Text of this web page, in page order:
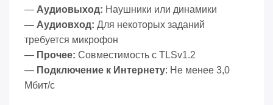
— Аудиовыход: Наушники или динамики
— Аудиовход: Для некоторых заданий
требуется микрофон
— Прочее: Совместимость с TLSv1.2
— Подключение к Интернету: Не менее 3,0
Мбит/с